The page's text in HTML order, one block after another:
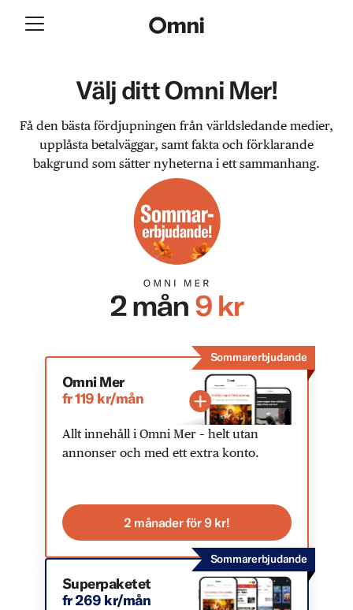
Välj ditt Omni Mer!
Få den bästa fördjupningen från världsledande medier,
upplåsta betalväggar, samt fakta och förklarande
bakgrund som sätter nyheterna i ett sammanhang.
Sommarerbjudande
Omni Mer
fr 119 kr/mån
Allt innehåll i Omni Mer – helt utan
annonser och med ett extra konto.
2 månader för 9 kr!
Sommarerbjudande
Superpaketet
fr 269 kr/mån